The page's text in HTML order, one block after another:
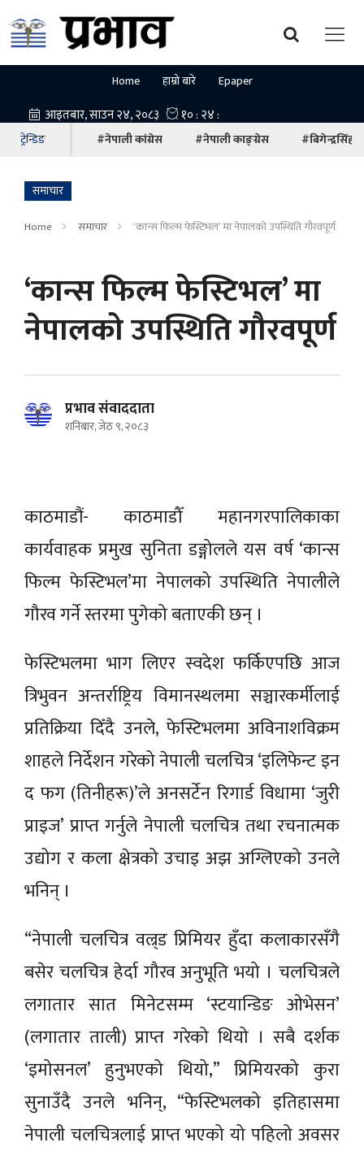
Home हाम्रो बारे Epaper
ट्रेन्डिङ #नेपाली कांग्रेस #नेपाली काङ्ग्रेस #बिगेन्द्रसिंह
समाचार
Home समाचार ‘कान्स फिल्म फेस्टिभल’ मा नेपालको उपस्थिति गौरवपूर्ण
‘कान्स फिल्म फेस्टिभल’ मा
नेपालको उपस्थिति गौरवपूर्ण
प्रभाव संवाददाता
शनिबार, जेठ ९, २०८३
काठमाडौं- काठमाडौँ महानगरपालिकाका
कार्यवाहक प्रमुख सुनिता डङ्गोलले यस वर्ष ‘कान्स
फिल्म फेस्टिभल’मा नेपालको उपस्थिति नेपालीले
गौरव गर्ने स्तरमा पुगेको बताएकी छन् ।
फेस्टिभलमा भाग लिएर स्वदेश फर्किएपछि आज
त्रिभुवन अन्तर्राष्ट्रिय विमानस्थलमा सञ्चारकर्मीलाई
प्रतिक्रिया दिँदै उनले, फेस्टिभलमा अविनाशविक्रम
शाहले निर्देशन गरेको नेपाली चलचित्र ‘इलिफेन्ट इन
द फग (तिनीहरू)’ले अनसर्टेन रिगार्ड विधामा ‘जुरी
प्राइज’ प्राप्त गर्नुले नेपाली चलचित्र तथा रचनात्मक
उद्योग र कला क्षेत्रको उचाइ अझ अग्लिएको उनले
भनिन् ।
“नेपाली चलचित्र वल्र्ड प्रिमियर हुँदा कलाकारसँगै
बसेर चलचित्र हेर्दा गौरव अनुभूति भयो । चलचित्रले
लगातार सात मिनेटसम्म ‘स्टयान्डिङ ओभेसन’
(लगातार ताली) प्राप्त गरेको थियो । सबै दर्शक
‘इमोसनल’ हुनुभएको थियो,” प्रिमियरको कुरा
सुनाउँदै उनले भनिन्, “फेस्टिभलको इतिहासमा
नेपाली चलचित्रलाई प्राप्त भएको यो पहिलो अवसर